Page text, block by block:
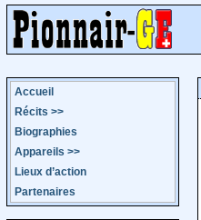
Accueil
Récits >>
Biographies
Appareils >>
Lieux d’action
Partenaires